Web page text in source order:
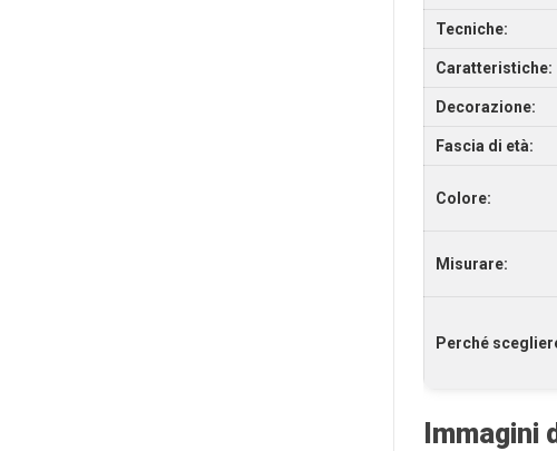
Tecniche:
Caratteristiche:
Decorazione:
Fascia di età:
Colore:
Misurare:
Perché
Immagini